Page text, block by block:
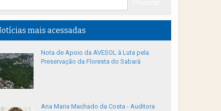
mais acessadas
Nota de Apoio da AVESOL à Luta pela
Preservação da Floresta do Sabará
Ana Maria Machado da Costa - Auditora